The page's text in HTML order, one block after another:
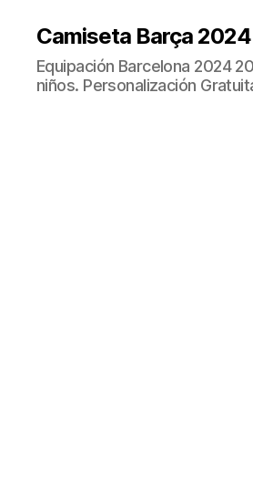
Camiseta Barça
Equipación Barcelona 2024
niños. Personalización